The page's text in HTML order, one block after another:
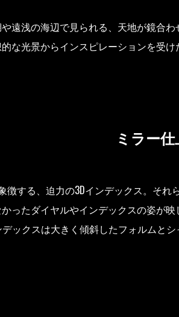
遠浅の海辺で見られる、天地が鏡合
な光景からインスピレーションを受けた
ミラー
象徴する、迫力の3Dインデックス。そ
ったダイヤルやインデックスの姿が
デックスは大きく傾斜したフォルムと